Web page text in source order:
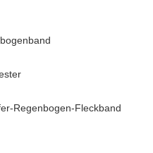
Regenbogen-Fleckband